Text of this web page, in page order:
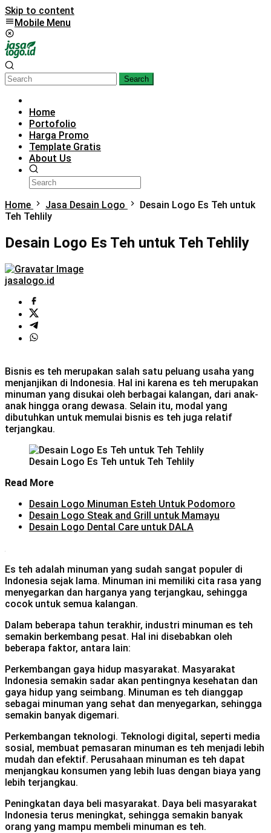
Skip to content
Mobile Menu
Search
Home
Portofolio
Harga Promo
Template Gratis
About Us
Home Jasa Desain Logo
Desain Logo Es Teh untuk
Teh Tehlily
Desain Logo Es Teh untuk Teh Tehlily
jasalogo.id
Bisnis es teh merupakan salah satu peluang usaha yang
menjanjikan di Indonesia. Hal ini karena es teh merupakan
minuman yang disukai oleh berbagai kalangan, dari anak-
anak hingga orang dewasa. Selain itu, modal yang
dibutuhkan untuk memulai bisnis es teh juga relatif
terjangkau.
Desain Logo Es Teh untuk Teh Tehlily
Read More
Desain Logo Minuman Esteh Untuk Podomoro
Desain Logo Steak and Grill untuk Mamayu
Desain Logo Dental Care untuk DALA
Es teh adalah minuman yang sudah sangat populer di
Indonesia sejak lama. Minuman ini memiliki cita rasa yang
menyegarkan dan harganya yang terjangkau, sehingga
cocok untuk semua kalangan.
Dalam beberapa tahun terakhir, industri minuman es teh
semakin berkembang pesat. Hal ini disebabkan oleh
beberapa faktor, antara lain:
Perkembangan gaya hidup masyarakat. Masyarakat
Indonesia semakin sadar akan pentingnya kesehatan dan
gaya hidup yang seimbang. Minuman es teh dianggap
sebagai minuman yang sehat dan menyegarkan, sehingga
semakin banyak digemari.
Perkembangan teknologi. Teknologi digital, seperti media
sosial, membuat pemasaran minuman es teh menjadi lebih
mudah dan efektif. Perusahaan minuman es teh dapat
menjangkau konsumen yang lebih luas dengan biaya yang
lebih terjangkau.
Peningkatan daya beli masyarakat. Daya beli masyarakat
Indonesia terus meningkat, sehingga semakin banyak
orang yang mampu membeli minuman es teh.